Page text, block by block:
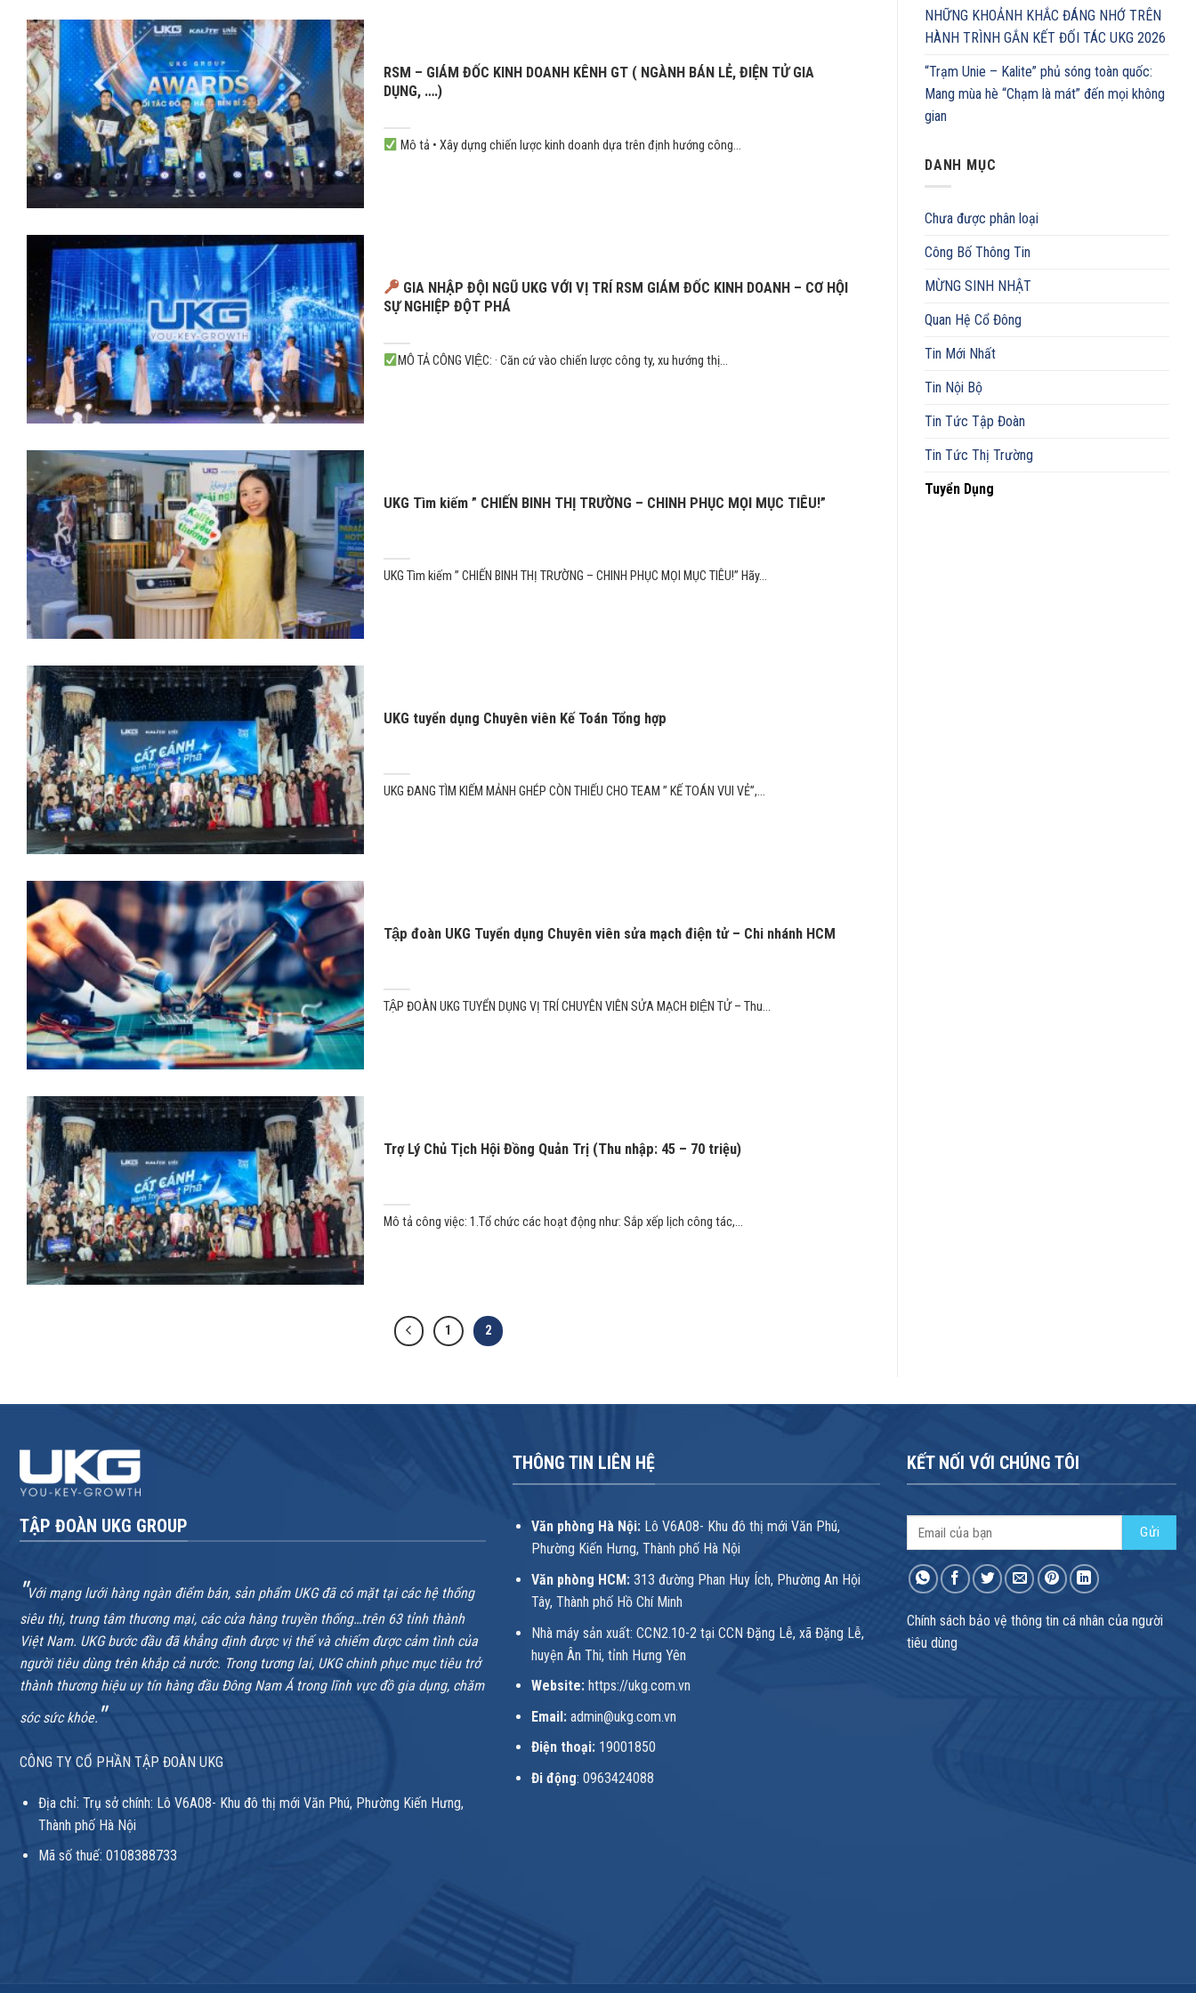
RSM – GIÁM ĐỐC KINH DOANH KÊNH GT ( NGÀNH BÁN LẺ, ĐIỆN TỬ GIA
DỤNG, ….)
Mô tả • Xây dựng chiến lược kinh doanh dựa trên định hướng công...
GIA NHẬP ĐỘI NGŨ UKG VỚI VỊ TRÍ RSM GIÁM ĐỐC KINH DOANH – CƠ HỘI
SỰ NGHIỆP ĐỘT PHÁ
MÔ TẢ CÔNG VIỆC: · Căn cứ vào chiến lược công ty, xu hướng thị...
UKG Tìm kiếm ” CHIẾN BINH THỊ TRƯỜNG – CHINH PHỤC MỌI MỤC TIÊU!”
UKG Tìm kiếm ” CHIẾN BINH THỊ TRƯỜNG – CHINH PHỤC MỌI MỤC TIÊU!” Hãy...
UKG tuyển dụng Chuyên viên Kế Toán Tổng hợp
UKG ĐANG TÌM KIẾM MẢNH GHÉP CÒN THIẾU CHO TEAM ” KẾ TOÁN VUI VẺ”,...
Tập đoàn UKG Tuyển dụng Chuyên viên sửa mạch điện tử – Chi nhánh HCM
TẬP ĐOÀN UKG TUYỂN DỤNG VỊ TRÍ CHUYÊN VIÊN SỬA MẠCH ĐIỆN TỬ – Thu...
Trợ Lý Chủ Tịch Hội Đồng Quản Trị (Thu nhập: 45 – 70 triệu)
Mô tả công việc: 1.Tổ chức các hoạt động như: Sắp xếp lịch công tác,...
1 2
NHỮNG KHOẢNH KHẮC ĐÁNG NHỚ TRÊN
HÀNH TRÌNH GẮN KẾT ĐỐI TÁC UKG 2026
“Trạm Unie – Kalite” phủ sóng toàn quốc:
Mang mùa hè “Chạm là mát” đến mọi không
gian
DANH MỤC
Chưa được phân loại
Công Bố Thông Tin
MỪNG SINH NHẬT
Quan Hệ Cổ Đông
Tin Mới Nhất
Tin Nội Bộ
Tin Tức Tập Đoàn
Tin Tức Thị Trường
Tuyển Dụng
TẬP ĐOÀN UKG GROUP
"Với mạng lưới hàng ngàn điểm bán, sản phẩm UKG đã có mặt tại các hệ thống
siêu thị, trung tâm thương mại, các cửa hàng truyền thống…trên 63 tỉnh thành
Việt Nam. UKG bước đầu đã khẳng định được vị thế và chiếm được cảm tình của
người tiêu dùng trên khắp cả nước. Trong tương lai, UKG chinh phục mục tiêu trở
thành thương hiệu uy tín hàng đầu Đông Nam Á trong lĩnh vực đồ gia dụng, chăm
sóc sức khỏe. "
CÔNG TY CỔ PHẦN TẬP ĐOÀN UKG
Địa chỉ: Trụ sở chính: Lô V6A08- Khu đô thị mới Văn Phú, Phường Kiến Hưng,
Thành phố Hà Nội
Mã số thuế: 0108388733
THÔNG TIN LIÊN HỆ
Văn phòng Hà Nội:Lô V6A08- Khu đô thị mới Văn Phú,
Phường Kiến Hưng, Thành phố Hà Nội
Văn phòng HCM: 313 đường Phan Huy Ích, Phường An Hội
Tây, Thành phố Hồ Chí Minh
Nhà máy sản xuất: CCN2.10-2 tại CCN Đặng Lễ, xã Đặng Lễ,
huyện Ân Thi, tỉnh Hưng Yên
Website: https://ukg.com.vn
Email: admin@ukg.com.vn
Điện thoại: 19001850
Đi động: 0963424088
KẾT NỐI VỚI CHÚNG TÔI
Chính sách bảo vệ thông tin cá nhân của người
tiêu dùng